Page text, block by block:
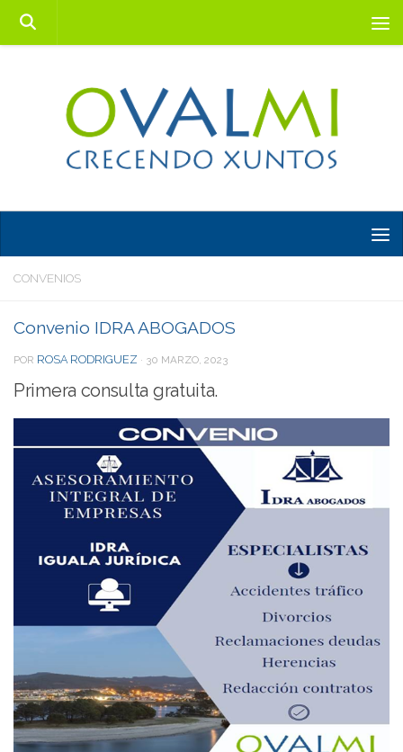
Saltar al contenido
CONVENIOS
Convenio IDRA ABOGADOS
POR ROSA RODRIGUEZ · 30 MARZO, 2023
Primera consulta gratuita.